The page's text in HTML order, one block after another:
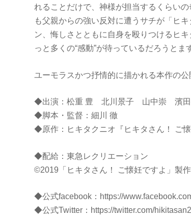
れることだけで、神様が担当するくらい
も父親からの強い反対に遭うサチが「ヒ
ン、悔しさとともに自身を殴りつけるヒ
っと多くの“感動”が待っているだろうとま
ユーモラスかつ抒情的に描かれる本作の公
◆出演：松重 豊 北川景子 山中崇 濱田
◆脚本・監督：細川 徹
◆原作：ヒキタクニオ『ヒキタさん！ ご懐
◆配給：東急レクリエーション
©2019「ヒキタさん！ ご懐妊ですよ」製
◆公式facebook： https://
◆公式Twitter： https://twitter.com/